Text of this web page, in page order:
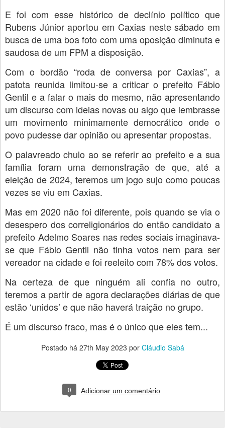
E foi com esse histórico de declínio político que
Rubens Júnior aportou em Caxias neste sábado em
busca de uma boa foto com uma oposição diminuta e
saudosa de um FPM a disposição.
Com o bordão “roda de conversa por Caxias”, a
patota reunida limitou-se a criticar o prefeito Fábio
Gentil e a falar o mais do mesmo, não apresentando
um discurso com ideias novas ou algo que lembrasse
um movimento minimamente democrático onde o
povo pudesse dar opinião ou apresentar propostas.
O palavreado chulo ao se referir ao prefeito e a sua
família foram uma demonstração de que, até a
eleição de 2024, teremos um jogo sujo como poucas
vezes se viu em Caxias.
Mas em 2020 não foi diferente, pois quando se via o
desespero dos correligionários do então candidato a
prefeito Adelmo Soares nas redes sociais imaginava-
se que Fábio Gentil não tinha votos nem para ser
vereador na cidade e foi reeleito com 78% dos votos.
Na certeza de que ninguém ali confia no outro,
teremos a partir de agora declarações diárias de que
estão ‘unidos’ e que não haverá traição no grupo.
É um discurso fraco, mas é o único que eles tem...
Postado há 27th May 2023 por Cláudio Sabá
0 Adicionar um comentário